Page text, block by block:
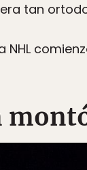
tan
NHL